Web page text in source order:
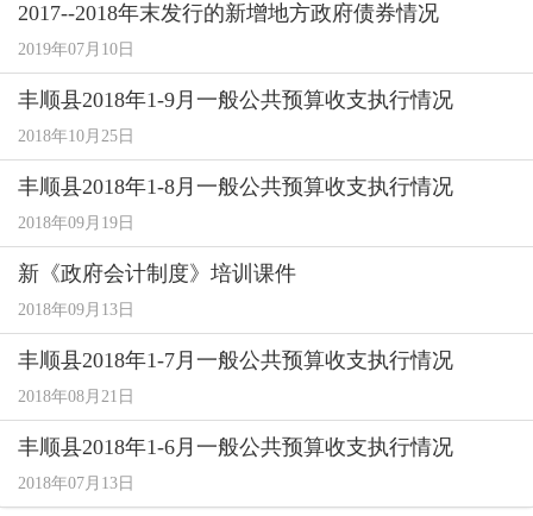
2017--2018年末发行的新增地方政府债券情况
2019年07月10日
丰顺县2018年1-9月一般公共预算收支执行情况
2018年10月25日
丰顺县2018年1-8月一般公共预算收支执行情况
2018年09月19日
新《政府会计制度》培训课件
2018年09月13日
丰顺县2018年1-7月一般公共预算收支执行情况
2018年08月21日
丰顺县2018年1-6月一般公共预算收支执行情况
2018年07月13日